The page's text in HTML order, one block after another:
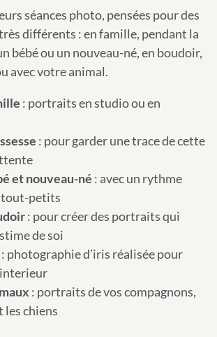
séances photo, pensées pour des
différents : en famille, pendant la
bébé ou un nouveau-né, en boudoir,
avec votre animal.
: portraits en studio ou en
: pour garder une trace de cette
et nouveau-né : avec un rythme
tout-petits
: pour créer des portraits qui
de soi
: photographie d’iris réalisée pour
: portraits de vos compagnons,
chiens